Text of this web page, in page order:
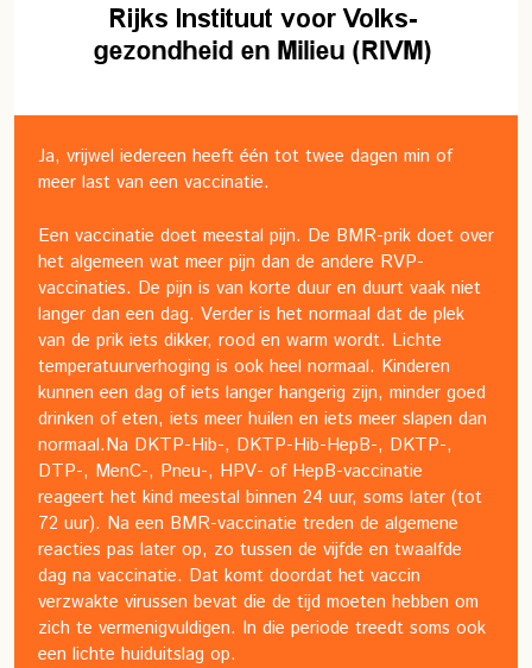
Ja, vrijwel iedereen heeft één tot twee dagen min of
meer last van een vaccinatie.
Een vaccinatie doet meestal pijn. De BMR-prik doet over
het algemeen wat meer pijn dan de andere RVP-
vaccinaties. De pijn is van korte duur en duurt vaak niet
langer dan een dag. Verder is het normaal dat de plek
van de prik iets dikker, rood en warm wordt. Lichte
temperatuurverhoging is ook heel normaal. Kinderen
kunnen een dag of iets langer hangerig zijn, minder goed
drinken of eten, iets meer huilen en iets meer slapen dan
normaal.Na DKTP-Hib-, DKTP-Hib-HepB-, DKTP-,
DTP-, MenC-, Pneu-, HPV- of HepB-vaccinatie
reageert het kind meestal binnen 24 uur, soms later (tot
72 uur). Na een BMR-vaccinatie treden de algemene
reacties pas later op, zo tussen de vijfde en twaalfde
dag na vaccinatie. Dat komt doordat het vaccin
verzwakte virussen bevat die de tijd moeten hebben om
zich te vermenigvuldigen. In die periode treedt soms ook
een lichte huiduitslag op.